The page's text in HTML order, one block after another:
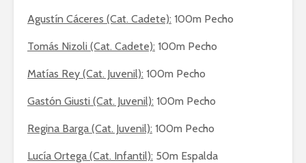
Agustín Cáceres (Cat. Cadete): 100m Pecho
Tomás Nizoli (Cat. Cadete): 100m Pecho
Matías Rey (Cat. Juvenil): 100m Pecho
Gastón Giusti (Cat. Juvenil): 100m Pecho
Regina Barga (Cat. Juvenil): 100m Pecho
Lucía Ortega (Cat. Infantil): 50m Espalda